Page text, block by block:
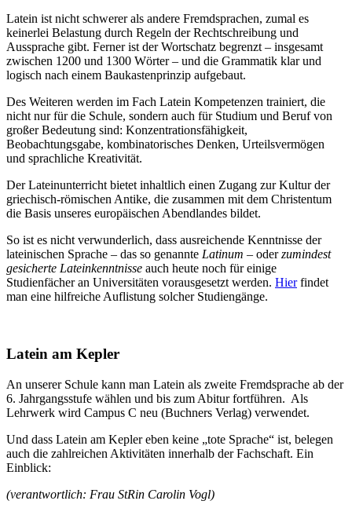
Latein ist nicht schwerer als andere Fremdsprachen, zumal es
keinerlei Belastung durch Regeln der Recht­schreibung und
Aussprache gibt. Ferner ist der Wortschatz begrenzt – insgesamt
zwischen 1200 und 1300 Wörter – und die Grammatik klar und
logisch nach einem Baukastenprinzip aufgebaut.
Des Weiteren werden im Fach Latein Kompetenzen trainiert, die
nicht nur für die Schule, sondern auch für Studium und Beruf von
großer Bedeutung sind: Konzentrationsfähigkeit,
Beobachtungsgabe, kombinato­risches Denken, Urteilsvermögen
und sprachliche Kreativität.
Der Lateinunterricht bietet inhaltlich einen Zugang zur Kultur der
griechisch-römischen Antike, die zusammen mit dem Christentum
die Basis unseres europäischen Abendlandes bildet.
So ist es nicht verwunderlich, dass ausreichende Kenntnisse der
lateinischen Sprache – das so genannte Latinum – oderzumindest
gesicherte Lateinkenntnisse auch heute noch für einige
Studienfächer an Universitäten vorausgesetzt werden. Hierfindet
man eine hilfreiche Auflistung solcher Studiengänge.
Latein am Kepler
An unserer Schule kann man Latein als zweite Fremdsprache ab der
6. Jahrgangsstufe wählen und bis zum Abitur fortführen. Als
Lehrwerk wird Campus C neu (Buchners Verlag) verwendet.
Und dass Latein am Kepler eben keine „tote Sprache“ ist, belegen
auch die zahlreichen Aktivitäten innerhalb der Fachschaft. Ein
Einblick:
(verantwortlich: Frau StRin Carolin Vogl)